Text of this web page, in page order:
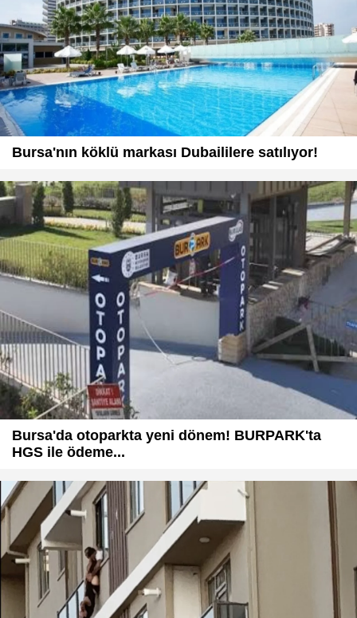
Bursa'nın köklü markası Dubaililere satılıyor!
Bursa'da otoparkta yeni dönem! BURPARK'ta
HGS ile ödeme...